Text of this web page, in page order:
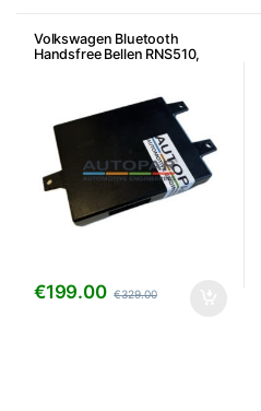
Volkswagen Bluetooth
Handsfree Bellen RNS510,
€199.00 €329.00